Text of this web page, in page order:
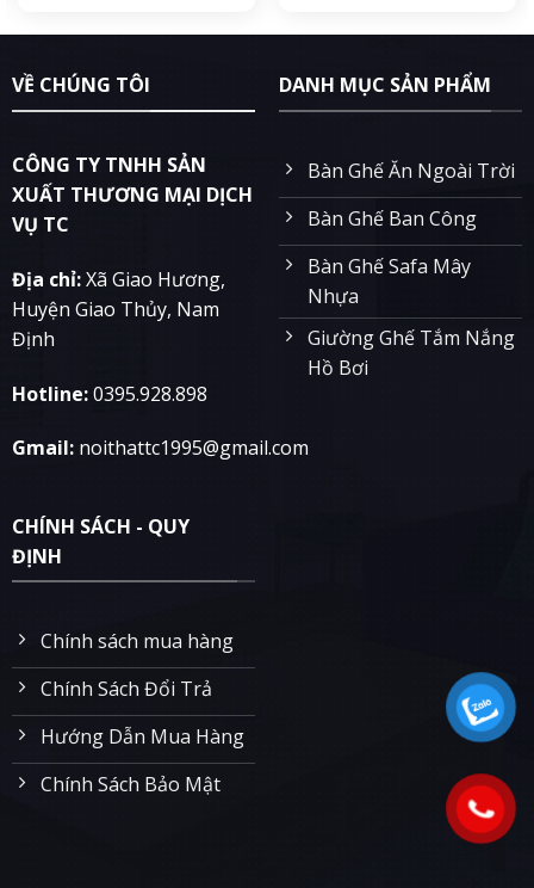
VỀ CHÚNG TÔI
CÔNG TY TNHH SẢN
XUẤT THƯƠNG MẠI DỊCH
VỤ TC
Địa chỉ:Xã Giao Hương,
Huyện Giao Thủy, Nam
Định
Hotline:0395.928.898
Gmail:noithattc1995@gmail.com
DANH MỤC SẢN PHẨM
Bàn Ghế Ăn Ngoài Trời
Bàn Ghế Ban Công
Bàn Ghế Safa Mây
Nhựa
Giường Ghế Tắm Nắng
Hồ Bơi
CHÍNH SÁCH - QUY
ĐỊNH
Chính sách mua hàng
Chính Sách Đổi Trả
Hướng Dẫn Mua Hàng
Chính Sách Bảo Mật